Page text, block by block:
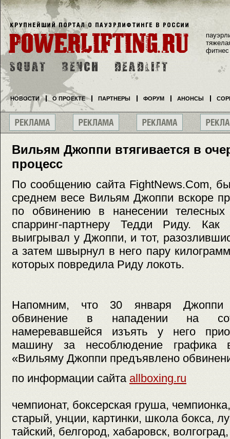
Вильям Джоппи втягивается в
процесс
По сообщению сайта FightNews.Com,
среднем весе Вильям Джоппи вскоре
по обвинению в нанесении телесных
спарринг-партнеру Тедди Риду.
выигрывал у Джоппи, и тот,
а затем швырнул в него пару
которых повредила Риду локоть.
Напомним, что 30 января Джоппи
обвинение в нападении на
намеревавшейся изъять у него
машину за несоблюдение графика
«Вильяму Джоппи предъявлено
по информации сайта allboxing.ru
чемпионат, боксерская груша,
старый, унции, картинки, школа бокса,
тайский, белгород, хабаровск,
фитнес
НОВОСТИ О ПРОЕКТЕ ПАРТНЕРЫ ФОРУМ АНОНСЫ